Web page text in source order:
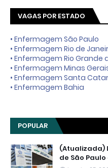
VAGAS POR ESTADO
• Enfermagem São Paulo
• Enfermagem Rio de
• Enfermagem Rio Grande
• Enfermagem Minas
• Enfermagem Santa
• Enfermagem Bahia
POPULAR
(Atualizada)
de São Paulo